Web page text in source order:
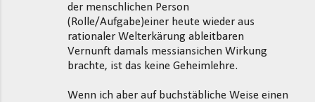
der menschlichen Person
(Rolle/Aufgabe)einer heute wieder aus
rationaler Welterkärung ableitbaren
Vernunft damals messiansichen Wirkung
brachte, ist das keine Geheimlehre.
Wenn ich aber auf buchstäbliche Weise einen